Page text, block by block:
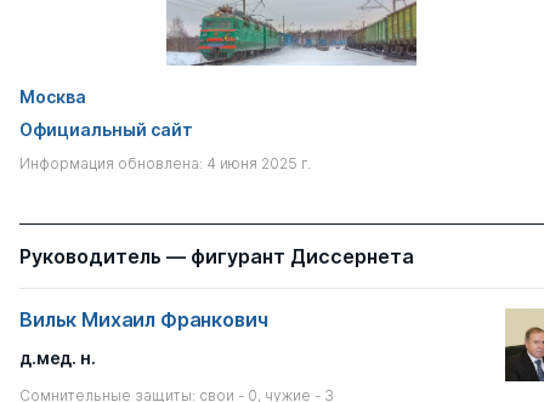
Москва
Официальный сайт
Информация обновлена: 4 июня 2025 г.
Руководитель — фигурант Диссернета
Вильк Михаил Франкович
д.мед. н.
Сомнительные защиты: свои - 0, чужие - 3